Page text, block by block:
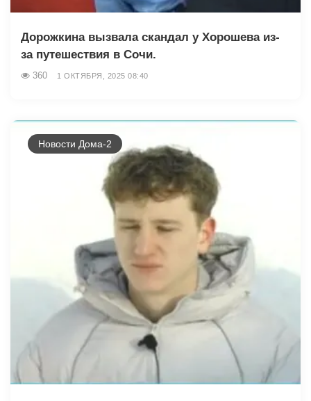
Дорожкина вызвала скандал у Хорошева из-
за путешествия в Сочи.
360 1 ОКТЯБРЯ, 2025 08:40
Новости Дома-2